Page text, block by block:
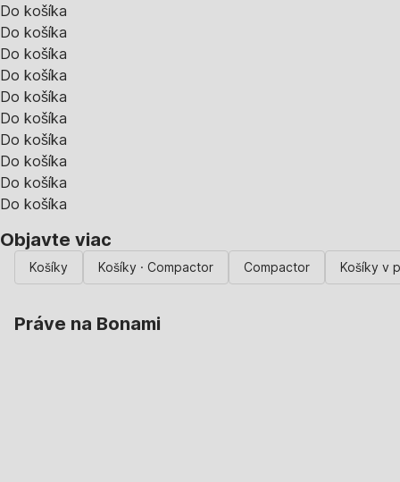
Do košíka
Do košíka
Do košíka
Do košíka
Do košíka
Do košíka
Do košíka
Do košíka
Do košíka
Do košíka
Objavte viac
Košíky Košíky · Compactor Compactor Košíky v
Práve na Bonami